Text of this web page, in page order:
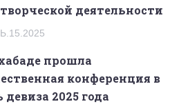
деятельности
прошла
конференция в
девиза 2025 года